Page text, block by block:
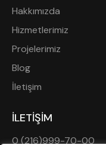
Hakkımızda
Hizmetlerimiz
Projelerimiz
Blog
İletişim
İLETİŞİM
0 (216)999-70-00